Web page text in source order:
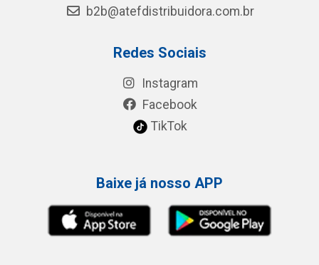
b2b@atefdistribuidora.com.br
Redes Sociais
Instagram
Facebook
TikTok
Baixe já nosso APP